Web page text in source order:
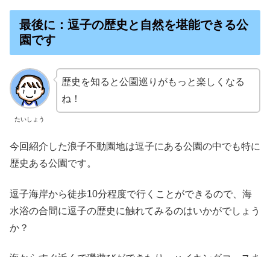
最後に：逗子の歴史と自然を堪能できる公
園です
たいしょう
歴史を知ると公園巡りがもっと楽しくなる
ね！
今回紹介した浪子不動園地は逗子にある公園の中でも特に
歴史ある公園です。
逗子海岸から徒歩10分程度で行くことができるので、海
水浴の合間に逗子の歴史に触れてみるのはいかがでしょう
か？